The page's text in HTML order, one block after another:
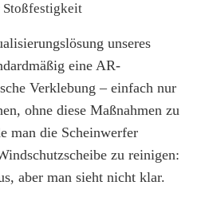
Stoßfestigkeit
unseres
eine AR-
Verklebung – einfach nur
ohne diese Maßnahmen zu
man die Scheinwerfer
zu reinigen:
aber man sieht nicht klar.